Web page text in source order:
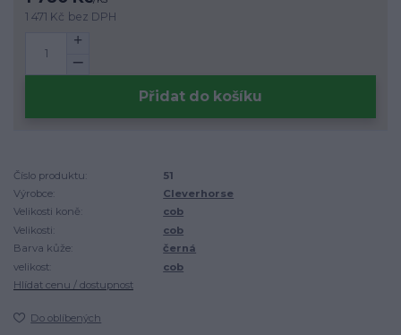
1 471 Kč bez DPH
Přidat do košíku
Číslo produktu:
51
Výrobce:
Cleverhorse
Velikosti koně:
cob
Velikosti:
cob
Barva kůže:
černá
velikost:
cob
Hlídat cenu / dostupnost
Do oblíbených